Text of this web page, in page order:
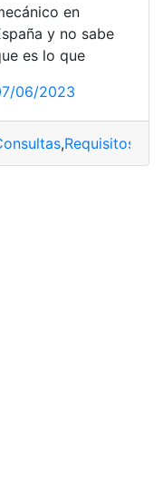
en
y no sabe
es lo que
06/2023
,Requisitos